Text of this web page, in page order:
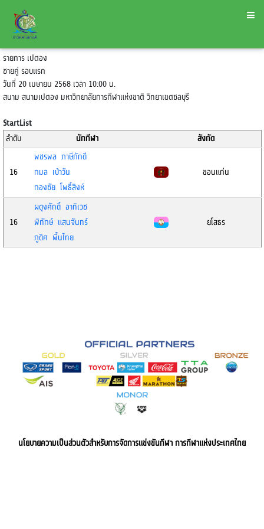
รายการ เปตอง
ชายคู่ รอบแรก
วันที่ 20 เมษายน 2568 เวลา 10:00 น.
สนาม สนามเปตอง มหาวิทยาลัยการกีฬาแห่งขาติ วิทยาเขตชลบุรี
StartList
ลำดับ
นักกีฬา สังกัด
16
พชรพล ภาษีภักดี
กมล เบ้าวัน
กองชัย โพธิ์สิงห์
ขอนแก่น
16
ผดุงศักดิ์ อาทิเวช
พิทักษ์ แสนจันทร์
ภูดิศ พื้นไทย
ยโสธร
นโยบายความเป็นส่วนตัวสำหรับการจัดการแข่งขันกีฬา การกีฬาแห่งประเทศไทย